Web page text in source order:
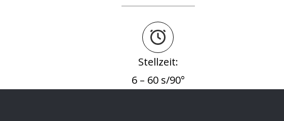
Stellzeit:
6 – 60 s/90°